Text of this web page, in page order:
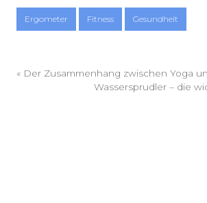
Ergometer Fitness Gesundheit
« Der Zusammenhang zwischen Yoga
Wassersprudler – die